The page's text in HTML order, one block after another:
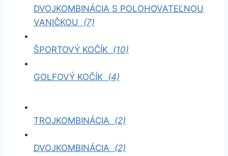
DVOJKOMBINÁCIA S POLOHOVATEĽNOU
VANIČKOU (7)
ŠPORTOVÝ KOČÍK (10)
GOLFOVÝ KOČÍK (4)
TROJKOMBINÁCIA (2)
DVOJKOMBINÁCIA (2)